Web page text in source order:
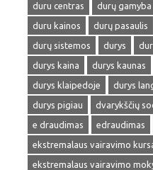
duru centras
durų gamyba
duru kainos
durų pasaulis
durų sistemos
durys
durys kaina
durys kaunas
durys klaipedoje
durys
durys pigiau
dvarykščių
e draudimas
edraudimas
ekstremalaus vairavimo
ekstremalaus vairavimo